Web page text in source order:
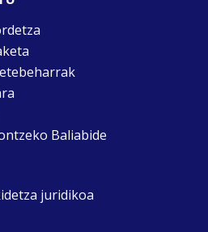
Baliabide
juridikoa